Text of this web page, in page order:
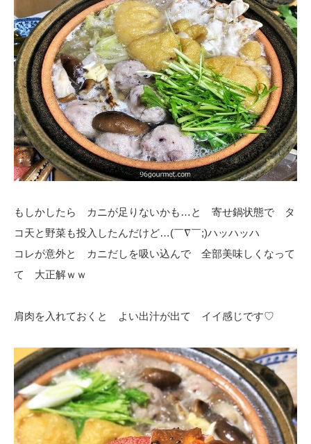
もしかしたら カニが足りないかも…と 寄せ鍋状態で タ
コ天と野菜も投入したんだけど…(￣∇￣;)ハッハッハ
コレが意外と カニだしを吸い込んで 全部美味しくなって
て 大正解ｗｗ
肩肉を入れておくと よい出汁が出て イイ感じです♡